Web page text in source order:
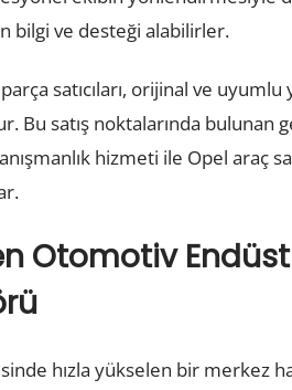
bilgi ve desteği alabilirler.
satıcıları, orijinal ve uyumlu
satış noktalarında bulunan
hizmeti ile Opel araç
Otomotiv
hızla yükselen bir merkez